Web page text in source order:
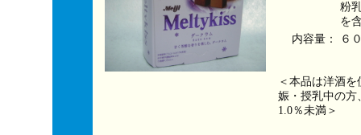
粉
を
内容量：
６
＜本品は洋酒
娠・授乳中の
1.0％未満＞